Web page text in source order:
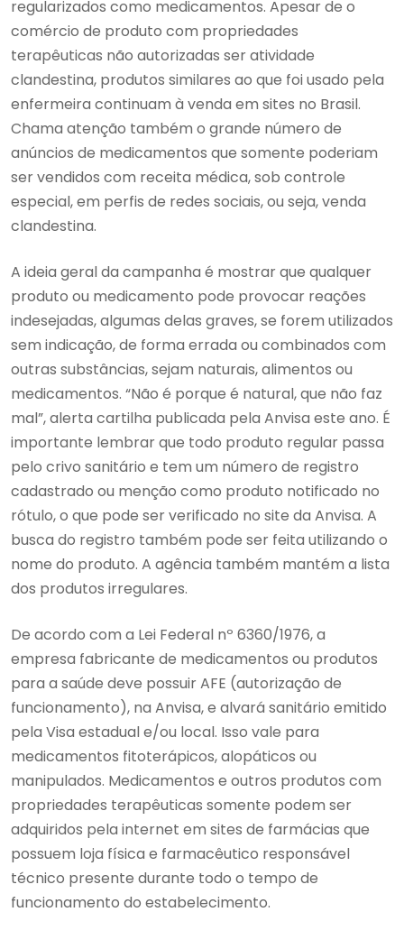
regularizados como medicamentos. Apesar de o
comércio de produto com propriedades
terapêuticas não autorizadas ser atividade
clandestina, produtos similares ao que foi usado pela
enfermeira continuam à venda em sites no Brasil.
Chama atenção também o grande número de
anúncios de medicamentos que somente poderiam
ser vendidos com receita médica, sob controle
especial, em perfis de redes sociais, ou seja, venda
clandestina.
A ideia geral da campanha é mostrar que qualquer
produto ou medicamento pode provocar reações
indesejadas, algumas delas graves, se forem utilizados
sem indicação, de forma errada ou combinados com
outras substâncias, sejam naturais, alimentos ou
medicamentos. “Não é porque é natural, que não faz
mal”, alerta cartilha publicada pela Anvisa este ano. É
importante lembrar que todo produto regular passa
pelo crivo sanitário e tem um número de registro
cadastrado ou menção como produto notificado no
rótulo, o que pode ser verificado no site da Anvisa. A
busca do registro também pode ser feita utilizando o
nome do produto. A agência também mantém a lista
dos produtos irregulares.
De acordo com a Lei Federal nº 6360/1976, a
empresa fabricante de medicamentos ou produtos
para a saúde deve possuir AFE (autorização de
funcionamento), na Anvisa, e alvará sanitário emitido
pela Visa estadual e/ou local. Isso vale para
medicamentos fitoterápicos, alopáticos ou
manipulados. Medicamentos e outros produtos com
propriedades terapêuticas somente podem ser
adquiridos pela internet em sites de farmácias que
possuem loja física e farmacêutico responsável
técnico presente durante todo o tempo de
funcionamento do estabelecimento.